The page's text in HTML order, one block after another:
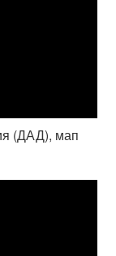
(ДАД), мап